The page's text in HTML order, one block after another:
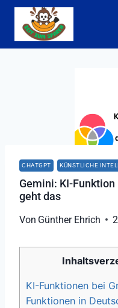
Zum
Inhalt
springen
CHATGPT KÜNSTLICHE
Gemini: KI-
geht das
Von Günther Ehrich
KI-Funktionen bei
Funktionen in